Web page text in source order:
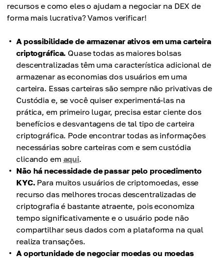
recursos e como eles o ajudam a negociar na DEX de
forma mais lucrativa? Vamos verificar!
A possibilidade de armazenar ativos em uma carteira
criptográfica. Quase todas as maiores bolsas
descentralizadas têm uma característica adicional de
armazenar as economias dos usuários em uma
carteira. Essas carteiras são sempre não privativas de
Custódia e, se você quiser experimentá-las na
prática, em primeiro lugar, precisa estar ciente dos
benefícios e desvantagens de tal tipo de carteira
criptográfica. Pode encontrar todas as informações
necessárias sobre carteiras com e sem custódia
clicando em aqui.
Não há necessidade de passar pelo procedimento
KYC. Para muitos usuários de criptomoedas, esse
recurso das melhores trocas descentralizadas de
criptografia é bastante atraente, pois economiza
tempo significativamente e o usuário pode não
compartilhar seus dados com a plataforma na qual
realiza transações.
A oportunidade de negociar moedas ou moedas